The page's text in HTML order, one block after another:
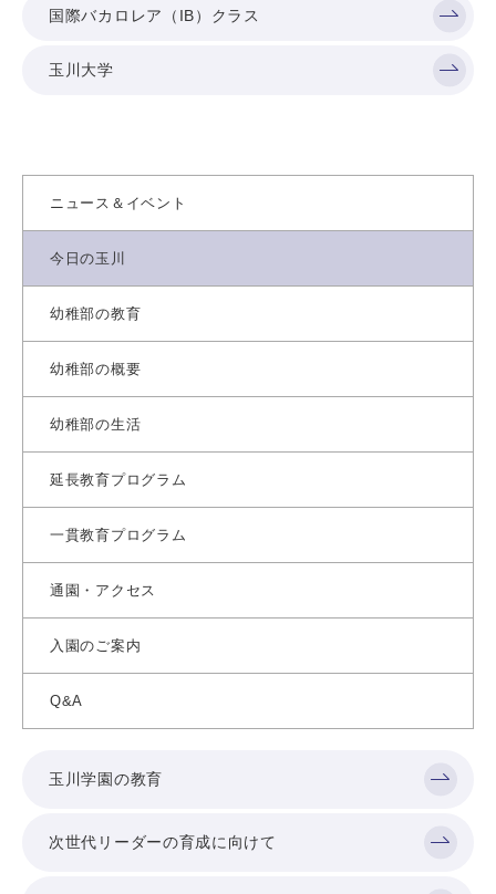
国際バカロレア（IB）クラス
玉川大学
ニュース＆イベント
今日の玉川
幼稚部の教育
幼稚部の概要
幼稚部の生活
延長教育プログラム
一貫教育プログラム
通園・アクセス
入園のご案内
Q&A
玉川学園の教育
次世代リーダーの育成に向けて